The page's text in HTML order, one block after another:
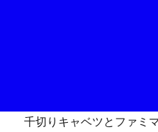
千切りキャベツとファミ